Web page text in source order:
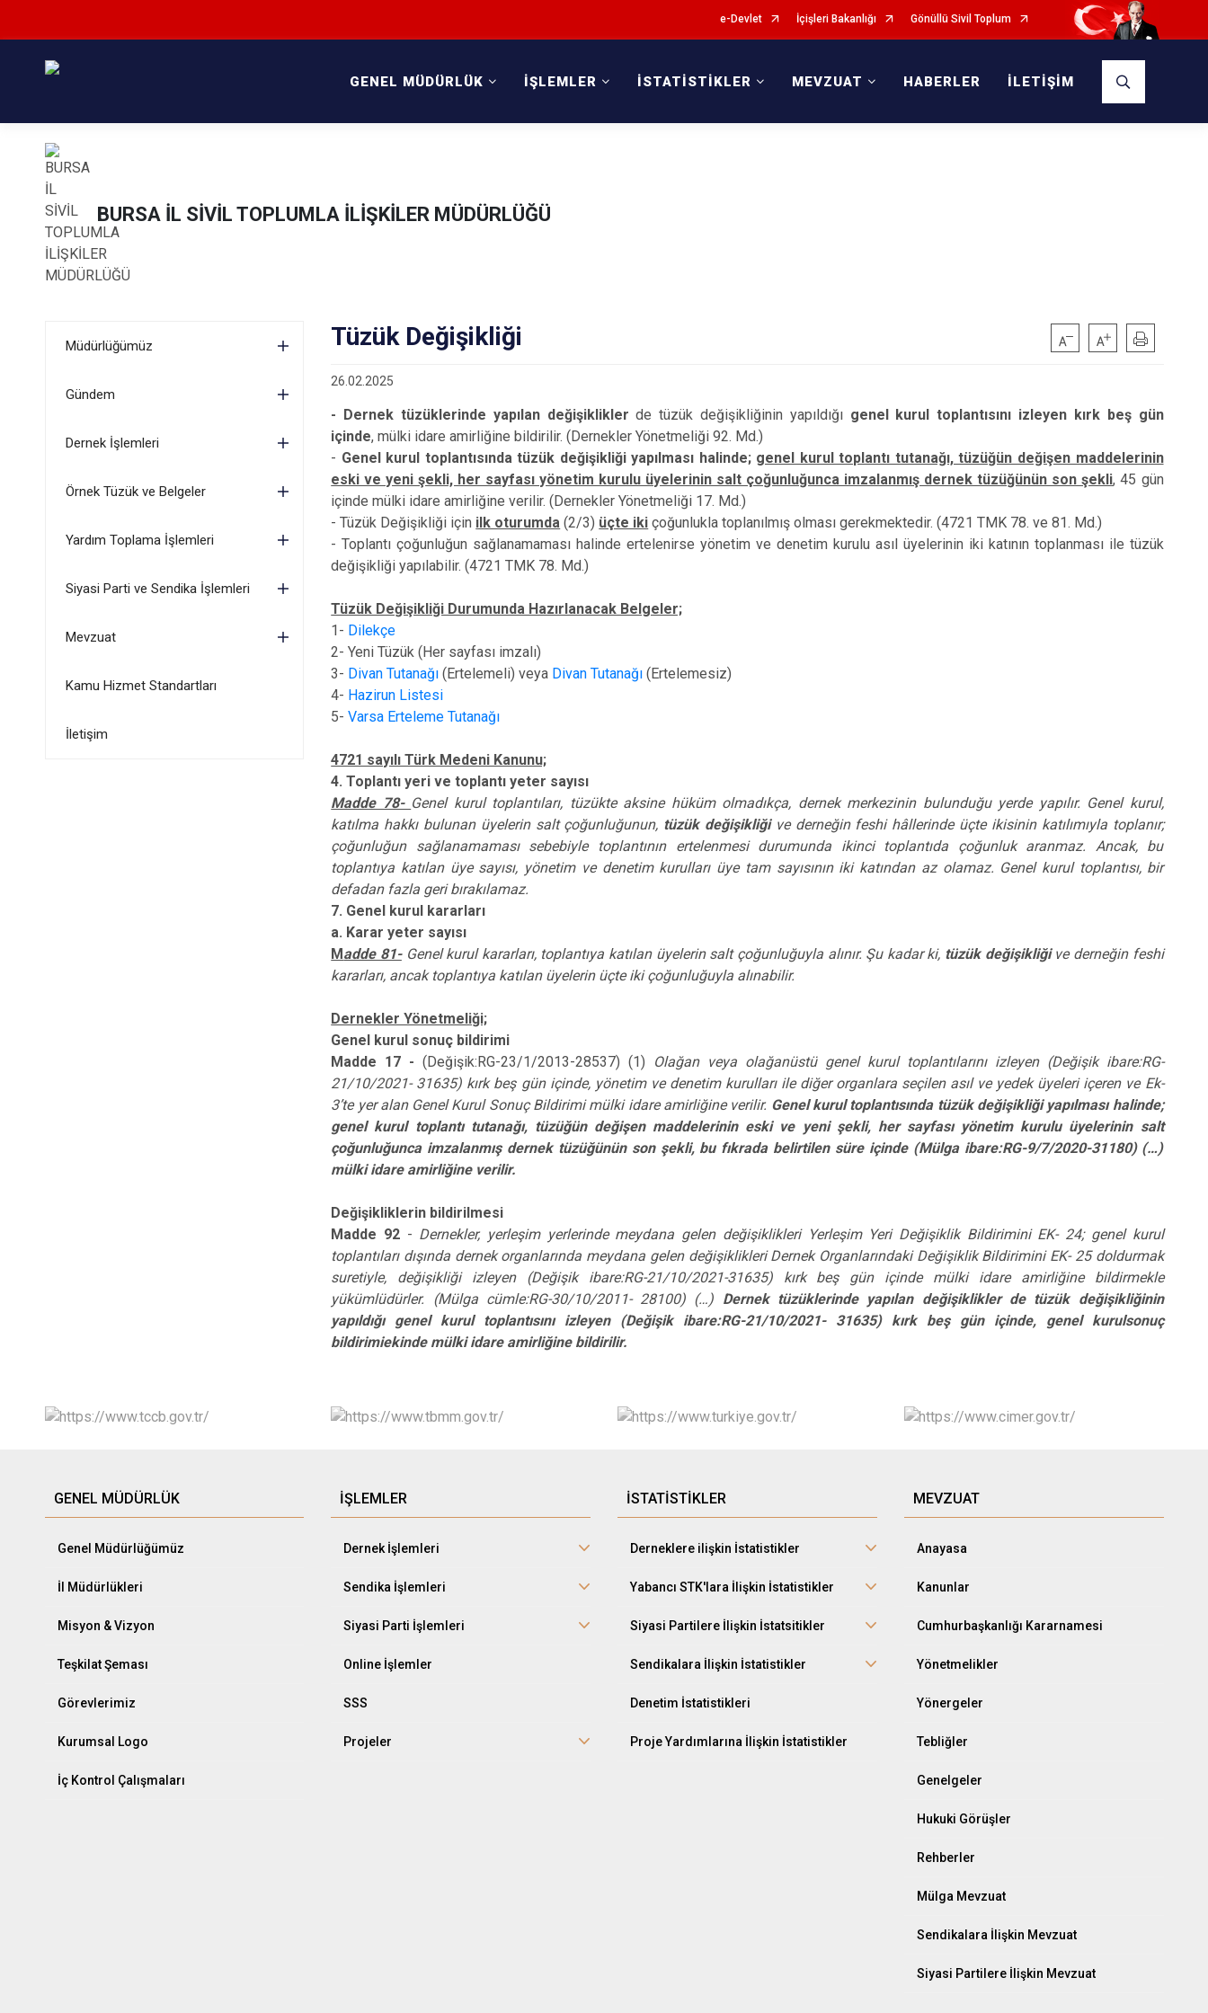
e-Devlet İçişleri Bakanlığı Gönüllü Sivil Toplum
GENEL MÜDÜRLÜK İŞLEMLER İSTATİSTİKLER MEVZUAT HABERLER İLETİŞİM
BURSA İL SİVİL TOPLUMLA İLİŞKİLER MÜDÜRLÜĞÜ
Müdürlüğümüz
Gündem
Dernek İşlemleri
Örnek Tüzük ve Belgeler
Yardım Toplama İşlemleri
Siyasi Parti ve Sendika İşlemleri
Mevzuat
Kamu Hizmet Standartları
İletişim
Tüzük Değişikliği
26.02.2025
- Dernek tüzüklerinde yapılan değişikliklerde tüzük değişikliğinin yapıldığı genel kurul toplantısını izleyen kırk beş gün
içinde, mülki idare amirliğine bildirilir. (Dernekler Yönetmeliği 92. Md.)
- Genel kurul toplantısında tüzük değişikliği yapılması halinde; genel kurul toplantı tutanağı, tüzüğün değişen maddelerinin
eski ve yeni şekli, her sayfası yönetim kurulu üyelerinin salt çoğunluğunca imzalanmış dernek tüzüğünün son şekli, 45 gün
içinde mülki idare amirliğine verilir. (Dernekler Yönetmeliği 17. Md.)
- Tüzük Değişikliği için ilk oturumda (2/3) üçte iki çoğunlukla toplanılmış olması gerekmektedir. (4721 TMK 78. ve 81. Md.)
- Toplantı çoğunluğun sağlanamaması halinde ertelenirse yönetim ve denetim kurulu asıl üyelerinin iki katının toplanması ile tüzük
değişikliği yapılabilir. (4721 TMK 78. Md.)
Tüzük Değişikliği Durumunda Hazırlanacak Belgeler;
1- Dilekçe
2- Yeni Tüzük (Her sayfası imzalı)
3- Divan Tutanağı (Ertelemeli) veya Divan Tutanağı (Ertelemesiz)
4- Hazirun Listesi
5-Varsa Erteleme Tutanağı
4721 sayılı Türk Medeni Kanunu;
4. Toplantı yeri ve toplantı yeter sayısı
Madde 78- Genel kurul toplantıları, tüzükte aksine hüküm olmadıkça, dernek merkezinin bulunduğu yerde yapılır. Genel kurul,
katılma hakkı bulunan üyelerin salt çoğunluğunun, tüzük değişikliği ve derneğin feshi hâllerinde üçte ikisinin katılımıyla toplanır;
çoğunluğun sağlanamaması sebebiyle toplantının ertelenmesi durumunda ikinci toplantıda çoğunluk aranmaz. Ancak, bu
toplantıya katılan üye sayısı, yönetim ve denetim kurulları üye tam sayısının iki katından az olamaz. Genel kurul toplantısı, bir
defadan fazla geri bırakılamaz.
7. Genel kurul kararları
a. Karar yeter sayısı
Madde 81-Genel kurul kararları, toplantıya katılan üyelerin salt çoğunluğuyla alınır. Şu kadar ki, tüzük değişikliğive derneğin feshi
kararları, ancak toplantıya katılan üyelerin üçte iki çoğunluğuyla alınabilir.
Dernekler Yönetmeliği;
Genel kurul sonuç bildirimi
Madde 17 - (Değişik:RG-23/1/2013-28537) (1)
Olağan veya olağanüstü genel kurul toplantılarını izleyen (Değişik ibare:RG-
21/10/2021- 31635) kırk beş gün içinde, yönetim ve denetim kurulları ile diğer organlara seçilen asıl ve yedek üyeleri içeren ve Ek-
3’te yer alan Genel Kurul Sonuç Bildirimi mülki idare amirliğine verilir. Genel kurul toplantısında tüzük değişikliği yapılması halinde;
genel kurul toplantı tutanağı, tüzüğün değişen maddelerinin eski ve yeni şekli, her sayfası yönetim kurulu üyelerinin salt
çoğunluğunca imzalanmış dernek tüzüğünün son şekli, bu fıkrada belirtilen süre içinde (Mülga ibare:RG-9/7/2020-31180) (…)
mülki idare amirliğine verilir.
Değişikliklerin bildirilmesi
Madde 92- Dernekler, yerleşim yerlerinde meydana gelen değişiklikleri Yerleşim Yeri Değişiklik Bildirimini EK- 24; genel kurul
toplantıları dışında dernek organlarında meydana gelen değişiklikleri Dernek Organlarındaki Değişiklik Bildirimini EK- 25 doldurmak
suretiyle, değişikliği izleyen (Değişik ibare:RG-21/10/2021-31635) kırk beş gün içinde mülki idare amirliğine bildirmekle
yükümlüdürler. (Mülga cümle:RG-30/10/2011- 28100) (…) Dernek tüzüklerinde yapılan değişiklikler de tüzük değişikliğinin
yapıldığı genel kurul toplantısını izleyen (Değişik ibare:RG-21/10/2021- 31635) kırk beş gün içinde, genel kurulsonuç
bildirimiekinde mülki idare amirliğine bildirilir.
GENEL MÜDÜRLÜK
Genel Müdürlüğümüz
İl Müdürlükleri
Misyon & Vizyon
Teşkilat Şeması
Görevlerimiz
Kurumsal Logo
İç Kontrol Çalışmaları
İŞLEMLER
Dernek İşlemleri
Sendika İşlemleri
Siyasi Parti İşlemleri
Online İşlemler
SSS
Projeler
İSTATİSTİKLER
Derneklere ilişkin İstatistikler
Yabancı STK'lara İlişkin İstatistikler
Siyasi Partilere İlişkin İstatsitikler
Sendikalara İlişkin İstatistikler
Denetim İstatistikleri
Proje Yardımlarına İlişkin İstatistikler
MEVZUAT
Anayasa
Kanunlar
Cumhurbaşkanlığı Kararnamesi
Yönetmelikler
Yönergeler
Tebliğler
Genelgeler
Hukuki Görüşler
Rehberler
Mülga Mevzuat
Sendikalara İlişkin Mevzuat
Siyasi Partilere İlişkin Mevzuat